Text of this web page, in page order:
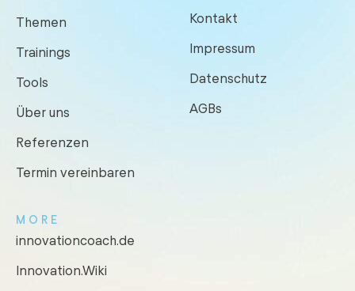
Themen
Trainings
Tools
Über uns
Referenzen
Termin vereinbaren
Kontakt
Impressum
Datenschutz
AGBs
MORE
innovationcoach.de
Innovation.Wiki